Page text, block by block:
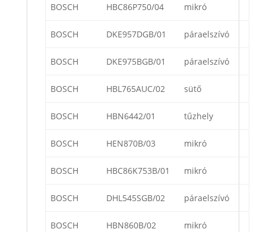
BOSCH HBC86P750/04 mikró
BOSCH DKE957DGB/01 páraelszívó
BOSCH DKE975BGB/01 páraelszívó
BOSCH HBL765AUC/02 sütő
BOSCH HBN6442/01 tűzhely
BOSCH HEN870B/03 mikró
BOSCH HBC86K753B/01 mikró
BOSCH DHL545SGB/02 páraelszívó
BOSCH HBN860B/02 mikró